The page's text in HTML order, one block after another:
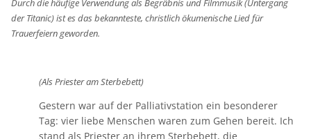
Durch die häufige Verwendung als Begräbnis und Filmmusik (Untergang
der Titanic) ist es das bekannteste, christlich ökumenische Lied für
Trauerfeiern geworden.
(Als Priester am Sterbebett)
Gestern war auf der Palliativstation ein besonderer
Tag: vier liebe Menschen waren zum Gehen bereit. Ich
stand als Priester an ihrem Sterbebett, die